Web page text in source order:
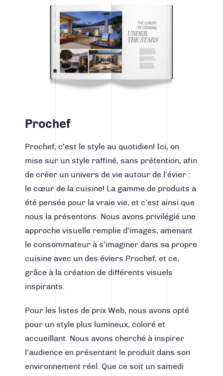
Prochef
Prochef, c’est le style au quotidien! Ici, on
mise sur un style raffiné, sans prétention, afin
de créer un univers de vie autour de l’évier :
le cœur de la cuisine! La gamme de produits a
été pensée pour la vraie vie, et c’est ainsi que
nous la présentons. Nous avons privilégié une
approche visuelle remplie d’images, amenant
le consommateur à s’imaginer dans sa propre
cuisine avec un des éviers Prochef, et ce,
grâce à la création de différents visuels
inspirants.
Pour les listes de prix Web, nous avons opté
pour un style plus lumineux, coloré et
accueillant. Nous avons cherché à inspirer
l’audience en présentant le produit dans son
environnement réel. Que ce soit un samedi